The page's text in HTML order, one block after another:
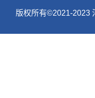
版权所有©2021-2023